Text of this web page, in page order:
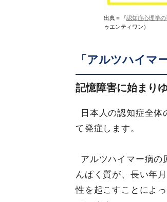
出典＝『認知症心理学
ゥエンティワン）
「アルツハイマ
記憶障害に始まり
日本人の認知症全
て発症します。
アルツハイマー病の
んぱく質が、長い年
性を起こすことによ